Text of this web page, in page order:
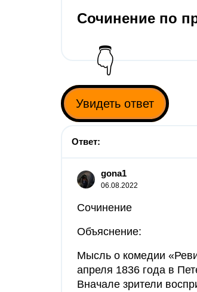
Сочинение по
👇
Увидеть ответ
Ответ:
gona1
06.08.2022
Сочинение
Объяснение:
Мысль о комедии
апреля 1836 года в
Вначале зрители